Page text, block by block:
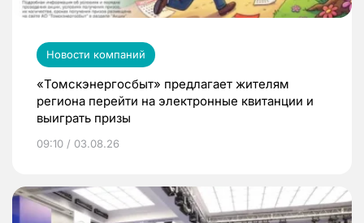
Новости компаний
«Томскэнергосбыт» предлагает жителям
региона перейти на электронные квитанции и
выиграть призы
09:10 / 03.08.26